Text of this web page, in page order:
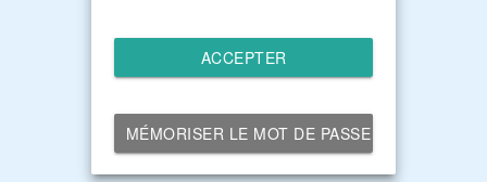
ACCEPTER
MÉMORISER LE MOT DE PASSE